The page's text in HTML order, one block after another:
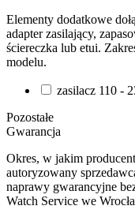
Elementy dodatkowe
adapter zasilający,
ściereczka lub etui.
modelu.
zasilacz 110 -
Pozostałe
Gwarancja
Okres, w jakim
autoryzowany
naprawy gwarancyjne
Watch Service we